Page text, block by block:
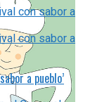
a pueblo’